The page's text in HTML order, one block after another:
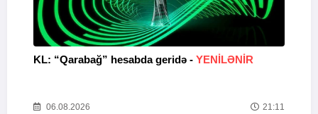
KL: “Qarabağ” hesabda geridə - YENİLƏNİR
06.08.2026 21:11